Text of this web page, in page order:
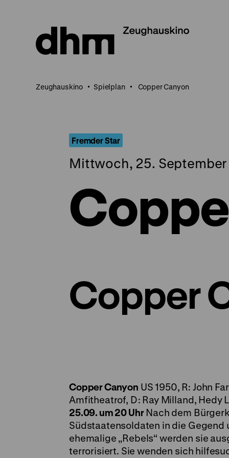
Seiteninhalt
springen
Zeughauskino Spielplan Copper Canyon
Fremder Star
Mittwoch, 25.
Copper
Copper Canyon US 1950, R: John
Amfitheatrof, D: Ray Milland, Hedy
25.09. um 20 UhrNach dem
Südstaatensoldaten in die Gegend
ehemalige „Rebels“ werden sie
terrorisiert. Sie wenden sich